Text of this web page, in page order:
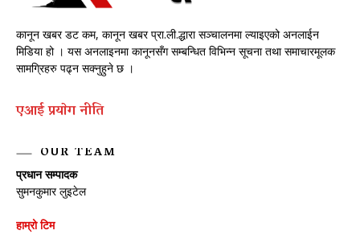
कानून खबर डट कम, कानून खबर प्रा.ली.द्धारा सञ्चालनमा ल्याइएको अनलाईन
मिडिया हो । यस अनलाइनमा कानूनसँग सम्बन्धित विभिन्न सूचना तथा समाचारमूलक
सामग्रिहरु पढ्न सक्नुहुने छ ।
एआई प्रयाेग नीति
OUR TEAM
प्रधान सम्पादक
सुमनकुमार लुइटेल
हाम्रो टिम